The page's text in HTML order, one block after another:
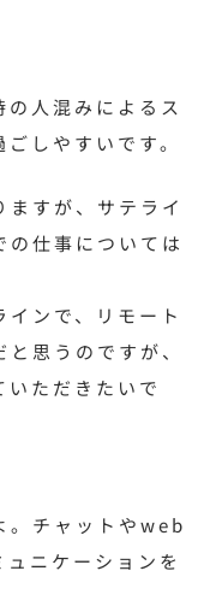
人混みによるス
しやすいです。
すが、サテライ
の仕事については
ンで、リモート
思うのですが、
ただきたいで
。チャットやweb
ニケーションを